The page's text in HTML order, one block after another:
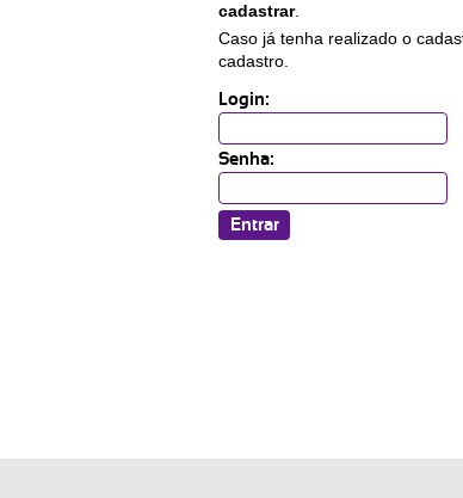
cadastrar.
Caso já tenha realizado o
cadastro.
Login:
Senha: